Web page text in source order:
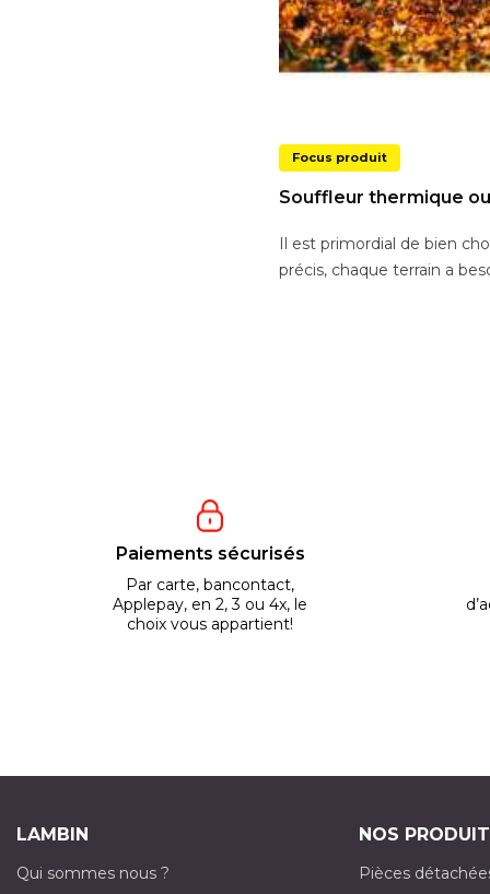
Focus produit
Souffleur thermique
Il est primordial de bien
précis, chaque terrain a
Paiements sécurisés
Par carte, bancontact,
Applepay, en 2, 3 ou 4x, le
choix vous appartient!
LAMBIN
Qui sommes nous ?
NOS
Pièces